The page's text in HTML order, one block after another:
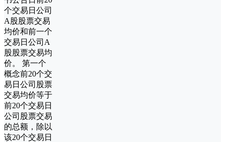
个交易日公司
A股股票交易
均价和前一个
交易日公司A
股股票交易均
价。 第一个
概念前20个交
易日公司股票
交易均价等于
前20个交易日
公司股票交易
的总额，除以
该20个交易日